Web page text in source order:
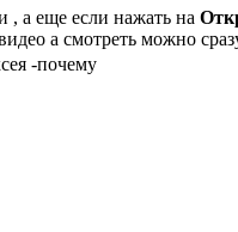
, а еще если нажать на
а смотреть можно
-почему